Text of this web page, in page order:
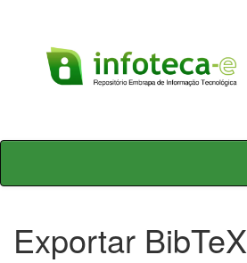
Skip
Exportar BibTeX